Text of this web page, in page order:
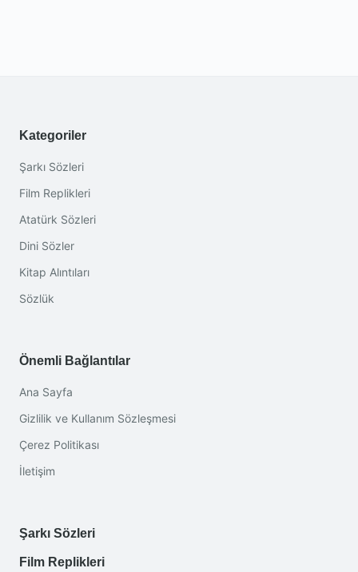
Kategoriler
Şarkı Sözleri
Film Replikleri
Atatürk Sözleri
Dini Sözler
Kitap Alıntıları
Sözlük
Önemli Bağlantılar
Ana Sayfa
Gizlilik ve Kullanım Sözleşmesi
Çerez Politikası
İletişim
Şarkı Sözleri
Film Replikleri